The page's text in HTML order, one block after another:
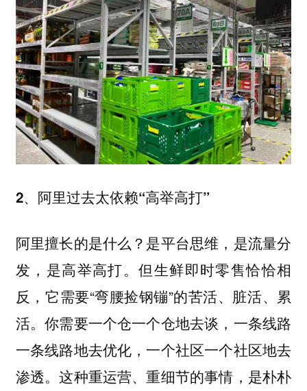
2、阿里过去太依赖“高举高打”
阿里擅长的是什么？是平台思维，是流量分
发，是高举高打。但生鲜即时零售恰恰相
反，它需要“弯腰捡钢镚”的苦活、脏活、累
活。你需要一个仓一个仓地去谈，一条线路
一条线路地去优化，一个社区一个社区地去
渗透。这种重运营、重细节的事情，是朴朴